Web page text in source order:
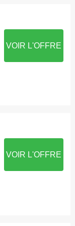
VOIR L'OFFRE
VOIR L'OFFRE